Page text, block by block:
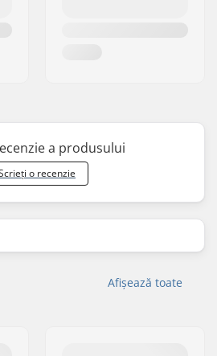
a produsului
o recenzie
Afișează toate